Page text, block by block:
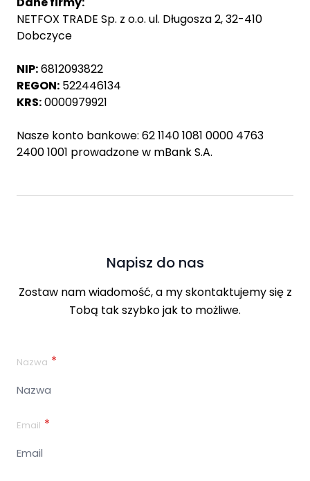
NETFOX TRADE Sp. z o.o. ul. Długosza 2, 32-410
Dobczyce
NIP:6812093822
REGON: 522446134
KRS:0000979921
Nasze konto bankowe: 62 1140 1081 0000 4763
2400 1001 prowadzone w mBank S.A.
Napisz do nas
Zostaw nam wiadomość, a my skontaktujemy się z
Tobą tak szybko jak to możliwe.
Nazwa
Email